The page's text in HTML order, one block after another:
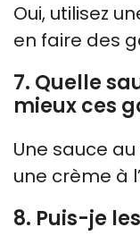
Oui, utilisez
en faire des
7. Quelle
mieux ces
Une sauce
une crème à
8. Puis-je